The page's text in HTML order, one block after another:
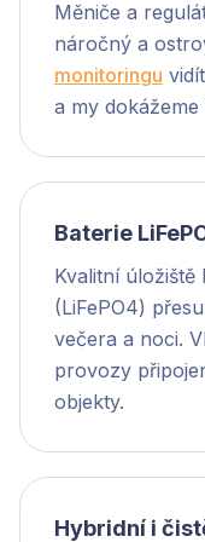
Měniče a
náročný a
monitoringu
a my
Baterie
Kvalitní úložiště
(LiFePO4)
večera a noci.
provozy
objekty.
Hybridní i